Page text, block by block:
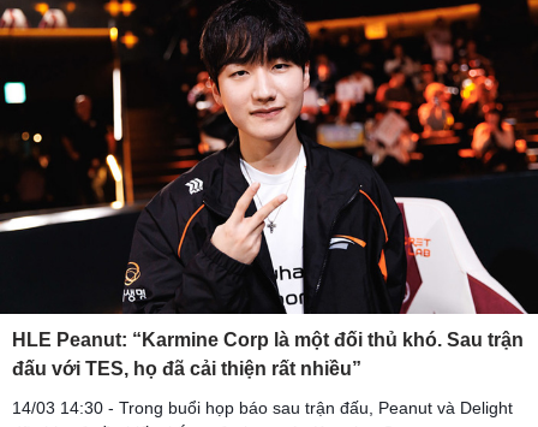
HLE Peanut: “Karmine Corp là một đối thủ khó. Sau trận
đấu với TES, họ đã cải thiện rất nhiều”
14/03 14:30 - Trong buổi họp báo sau trận đấu, Peanut và Delight